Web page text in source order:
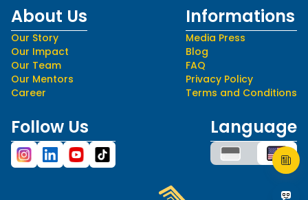
About Us
Our Story
Our Impact
Our Team
Our Mentors
Career
Informations
Media Press
Blog
FAQ
Privacy Policy
Terms and Conditions
Follow Us Language